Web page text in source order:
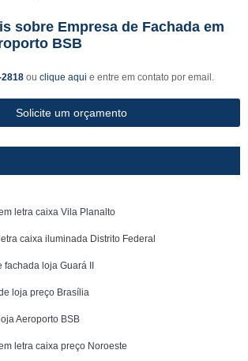
sobre Empresa de Fachada em
BSB
ou clique aqui e entre em contato por email.
Solicite um orçamento
letra caixa Vila Planalto
caixa iluminada Distrito Federal
loja Guará II
loja preço Brasília
Aeroporto BSB
letra caixa preço Noroeste